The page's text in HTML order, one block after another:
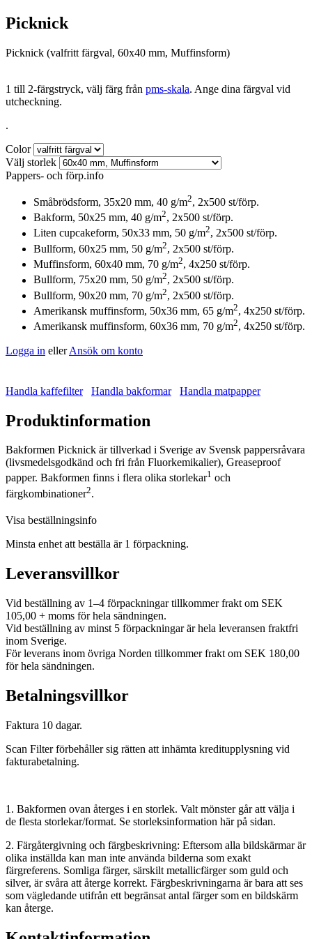
Picknick
Picknick (valfritt färgval, 60x40 mm, Muffinsform)
1 till 2-färgstryck, välj färg från pms-skala. Ange dina färgval vid
utcheckning.
.
Color
Välj storlek
Pappers- och förp.info
Småbrödsform, 35x20 mm, 40 g/m2, 2x500 st/förp.
Bakform, 50x25 mm, 40 g/m2, 2x500 st/förp.
Liten cupcakeform, 50x33 mm, 50 g/m2, 2x500 st/förp.
Bullform, 60x25 mm, 50 g/m2, 2x500 st/förp.
Muffinsform, 60x40 mm, 70 g/m2, 4x250 st/förp.
Bullform, 75x20 mm, 50 g/m2, 2x500 st/förp.
Bullform, 90x20 mm, 70 g/m2, 2x500 st/förp.
Amerikansk muffinsform, 50x36 mm, 65 g/m2, 4x250 st/förp.
Amerikansk muffinsform, 60x36 mm, 70 g/m2, 4x250 st/förp.
Logga in ellerAnsök om konto
Handla kaffefilter Handla bakformar Handla matpapper
Produktinformation
Bakformen Picknick är tillverkad i Sverige av Svensk pappersråvara
(livsmedelsgodkänd och fri från Fluorkemikalier), Greaseproof
papper. Bakformen finns i flera olika storlekar1 och
färgkombinationer2.
Visa beställningsinfo
Minsta enhet att beställa är 1 förpackning.
Leveransvillkor
Vid beställning av 1–4 förpackningar tillkommer frakt om SEK
105,00 + moms för hela sändningen.
Vid beställning av minst 5 förpackningar är hela leveransen fraktfri
inom Sverige.
För leverans inom övriga Norden tillkommer frakt om SEK 180,00
för hela sändningen.
Betalningsvillkor
Faktura 10 dagar.
Scan Filter förbehåller sig rätten att inhämta kreditupplysning vid
fakturabetalning.
1. Bakformen ovan återges i en storlek. Valt mönster går att välja i
de flesta storlekar/format. Se storleksinformation här på sidan.
2. Färgåtergivning och färgbeskrivning: Eftersom alla bildskärmar är
olika inställda kan man inte använda bilderna som exakt
färgreferens. Somliga färger, särskilt metallicfärger som guld och
silver, är svåra att återge korrekt. Färgbeskrivningarna är bara att ses
som vägledande utifrån ett begränsat antal färger som en bildskärm
kan återge.